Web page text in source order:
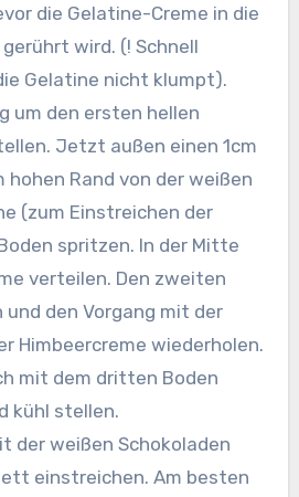
die Gelatine-Creme in die
wird. (! Schnell
Gelatine nicht klumpt).
um den ersten hellen
Jetzt außen einen 1cm
hohen Rand von der weißen
(zum Einstreichen der
spritzen. In der Mitte
verteilen. Den zweiten
und den Vorgang mit der
Himbeercreme wiederholen.
mit dem dritten Boden
kühl stellen.
der weißen Schokoladen
einstreichen. Am besten